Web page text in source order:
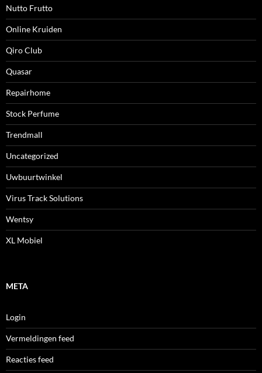
Nutto Frutto
Online Kruiden
Qiro Club
Quasar
Repairhome
Stock Perfume
Trendmall
Uncategorized
Uwbuurtwinkel
Virus Track Solutions
Wentsy
XL Mobiel
META
Login
Vermeldingen feed
Reacties feed